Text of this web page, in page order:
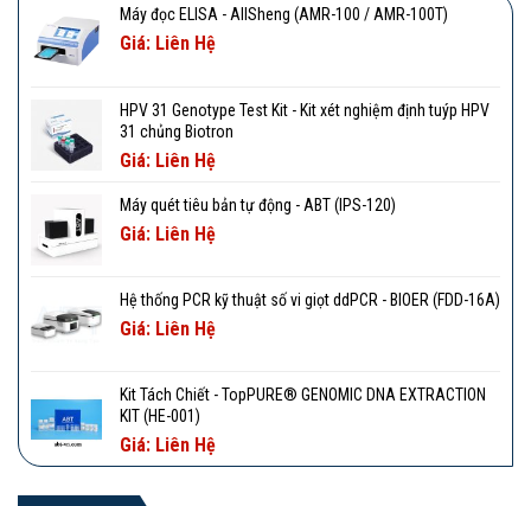
Máy đọc ELISA - AllSheng (AMR-100 / AMR-100T)
Giá: Liên Hệ
HPV 31 Genotype Test Kit - Kit xét nghiệm định tuýp HPV
31 chủng Biotron
Giá: Liên Hệ
Máy quét tiêu bản tự động - ABT (IPS-120)
Giá: Liên Hệ
Hệ thống PCR kỹ thuật số vi giọt ddPCR - BIOER (FDD-16A)
Giá: Liên Hệ
Kit Tách Chiết - TopPURE® GENOMIC DNA EXTRACTION
KIT (HE-001)
Giá: Liên Hệ